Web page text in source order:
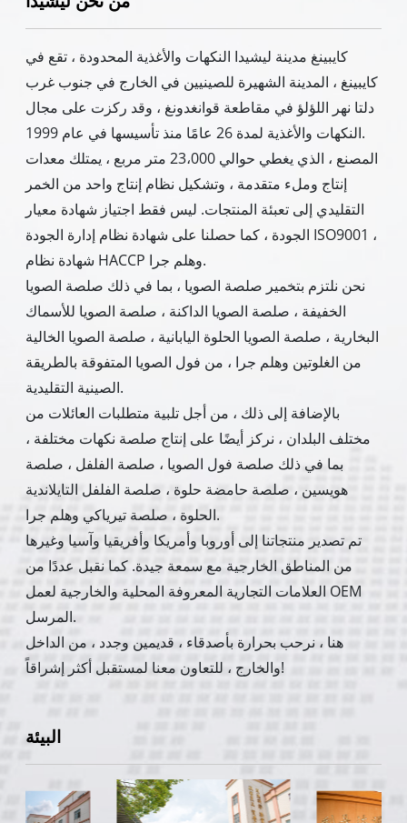
كايبينغ مدينة ليشيدا النكهات والأغذية المحدودة ، تقع في
كايبينغ ، المدينة الشهيرة للصينيين في الخارج في جنوب غرب
دلتا نهر اللؤلؤ في مقاطعة قوانغدونغ ، وقد ركزت على مجال
النكهات والأغذية لمدة 26 عامًا منذ تأسيسها في عام 1999.
المصنع ، الذي يغطي حوالي 23،000 متر مربع ، يمتلك معدات
إنتاج وملء متقدمة ، وتشكيل نظام إنتاج واحد من الخمر
التقليدي إلى تعبئة المنتجات. ليس فقط اجتياز شهادة معيار
الجودة ، كما حصلنا على شهادة نظام إدارة الجودة ISO9001 ،
شهادة نظام HACCP وهلم جرا.
نحن نلتزم بتخمير صلصة الصويا ، بما في ذلك صلصة الصويا
الخفيفة ، صلصة الصويا الداكنة ، صلصة الصويا للأسماك
البخارية ، صلصة الصويا الحلوة اليابانية ، صلصة الصويا الخالية
من الغلوتين وهلم جرا ، من فول الصويا المتفوقة بالطريقة
الصينية التقليدية.
بالإضافة إلى ذلك ، من أجل تلبية متطلبات العائلات من
مختلف البلدان ، نركز أيضًا على إنتاج صلصة نكهات مختلفة ،
بما في ذلك صلصة فول الصويا ، صلصة الفلفل ، صلصة
هويسين ، صلصة حامضة حلوة ، صلصة الفلفل التايلاندية
الحلوة ، صلصة تيرياكي وهلم جرا.
تم تصدير منتجاتنا إلى أوروبا وأمريكا وأفريقيا وآسيا وغيرها
من المناطق الخارجية مع سمعة جيدة. كما نقبل عددًا من
العلامات التجارية المعروفة المحلية والخارجية لعمل OEM
المرسل.
هنا ، نرحب بحرارة بأصدقاء ، قديمين وجدد ، من الداخل
والخارج ، للتعاون معنا لمستقبل أكثر إشراقاً!
البيئة